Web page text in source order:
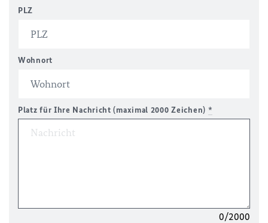
PLZ
Wohnort
Platz für Ihre Nachricht (maximal 2000 Zeichen) *
0/2000